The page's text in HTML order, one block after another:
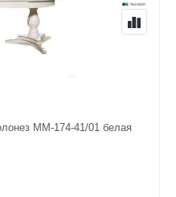
ММ-174-41/01 белая